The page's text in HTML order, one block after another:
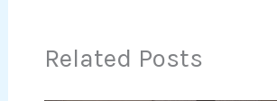
Related Posts